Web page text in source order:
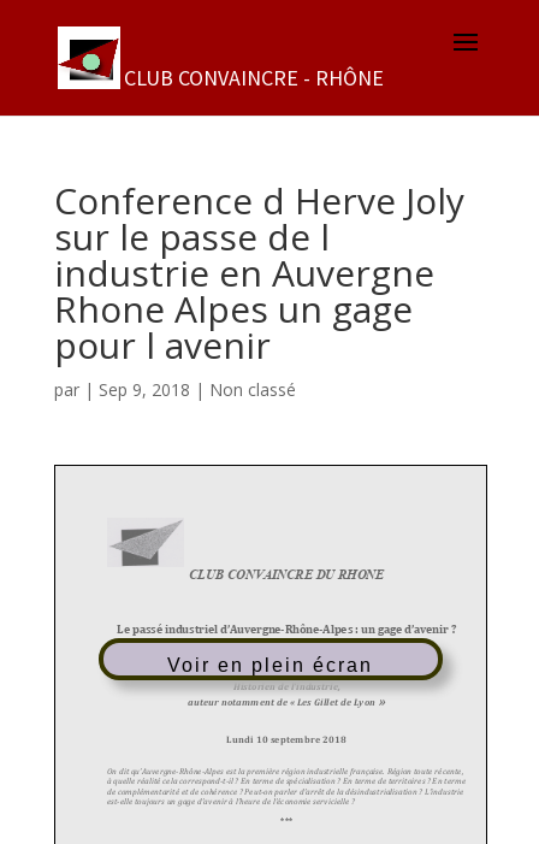
Conference d Herve Joly
sur le passe de l
industrie en Auvergne
Rhone Alpes un gage
pour l avenir
par | Sep 9, 2018 | Non classé
Voir en plein écran